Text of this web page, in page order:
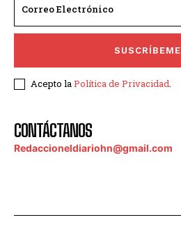
SUSCRÍBEME
Acepto laPolítica de Privacidad.
CONTÁCTANOS
Redaccioneldiariohn@gmail.com